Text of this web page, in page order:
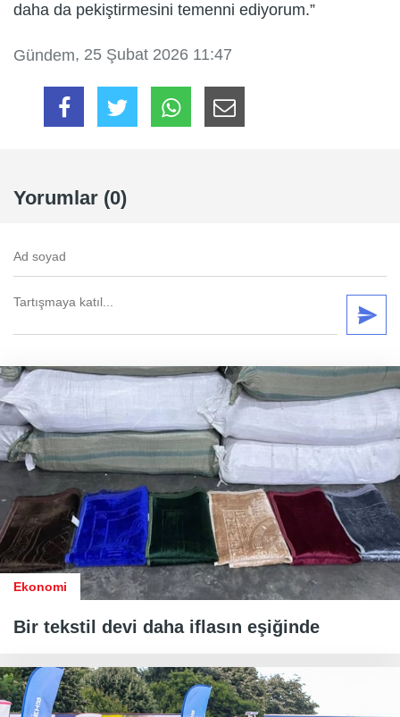
daha da pekiştirmesini temenni ediyorum.”
Gündem, 25 Şubat 2026 11:47
Yorumlar (0)
Ekonomi
Bir tekstil devi daha iflasın eşiğinde